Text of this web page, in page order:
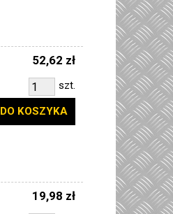
52,62 zł
szt.
DO KOSZYKA
19,98 zł